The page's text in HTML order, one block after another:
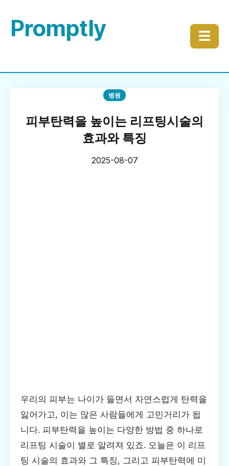
Promptly ☰
병원
피부탄력을 높이는 리프팅시술의
효과와 특징
2025-08-07
우리의 피부는 나이가 들면서 자연스럽게 탄력을
잃어가고, 이는 많은 사람들에게 고민거리가 됩
니다. 피부탄력을 높이는 다양한 방법 중 하나로
리프팅 시술이 별로 알려져 있죠. 오늘은 이 리프
팅 시술의 효과와 그 특징, 그리고 피부탄력에 미